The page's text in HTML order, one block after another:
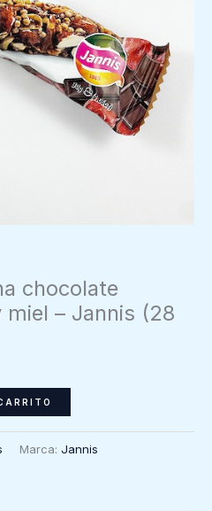
chocolate
– Jannis (28
Marca: Jannis